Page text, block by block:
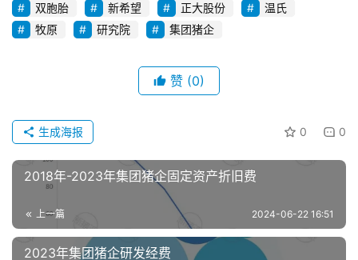
首
讯
新
闻
析
双胞胎 新希望 正大股份
温氏
牧原
研究院 集团猪企
赞 (0)
0 0
生成海报
2018年-2023年集团猪企固定资产折旧费
上一篇 2024-06-22 16:51
2023年集团猪企研发经费